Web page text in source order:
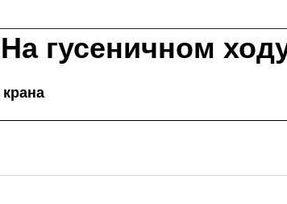
На гусеничном